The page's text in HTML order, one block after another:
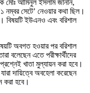
মোঃ আমিনুল ইসলাম জানান,
‘১ নম্বর সেটে’ নেওয়ার কথা ছিল।
বিষয়টি ইউএনও এবং বরিশাল
অবগত হওয়ার পর বরিশাল
বলেছেন এতে পরীক্ষার্থীদের
খাতা মুল্যায়ন করা হবে।
দায়িত্বে অবহেলা করেছেন
করা হবে।